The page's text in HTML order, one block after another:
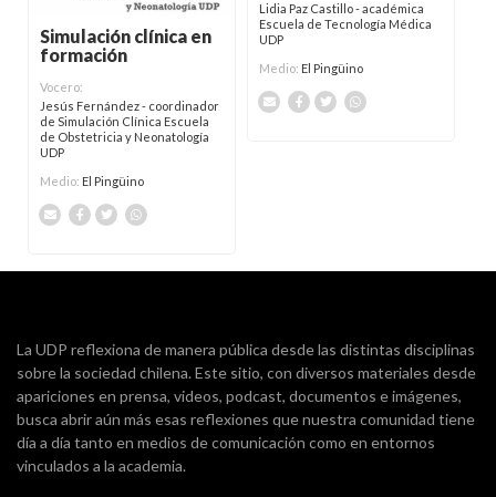
Simulación clínica en
formación
Vocero:
Jesús Fernández - coordinador
de Simulación Clínica Escuela
de Obstetricia y Neonatología
UDP
Medio: El Pingüino
Lidia Paz Castillo - académica
Escuela de Tecnología Médica
UDP
Medio: El Pingüino
La UDP reflexiona de manera pública desde las distintas disciplinas
sobre la sociedad chilena. Este sitio, con diversos materiales desde
apariciones en prensa, videos, podcast, documentos e imágenes,
busca abrir aún más esas reflexiones que nuestra comunidad tiene
día a día tanto en medios de comunicación como en entornos
vinculados a la academia.